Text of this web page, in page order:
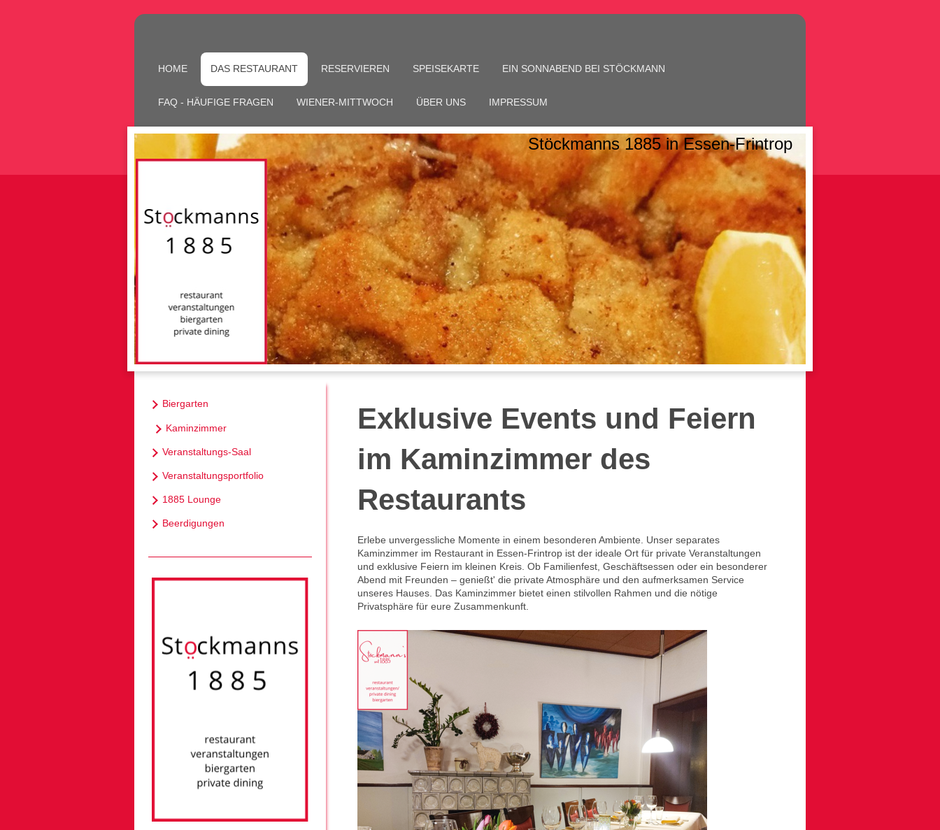
HOME DAS RESTAURANT RESERVIEREN SPEISEKARTE EIN SONNABEND BEI STÖCKMANN
FAQ - HÄUFIGE FRAGEN WIENER-MITTWOCH ÜBER UNS IMPRESSUM
Stöckmanns 1885 in Essen-Frintrop
Exklusive Events und Feiern
im Kaminzimmer des
Restaurants
Erlebe unvergessliche Momente in einem besonderen Ambiente. Unser separates
Kaminzimmer im Restaurant in Essen-Frintrop ist der ideale Ort für private Veranstaltungen
und exklusive Feiern im kleinen Kreis. Ob Familienfest, Geschäftsessen oder ein besonderer
Abend mit Freunden – genießt' die private Atmosphäre und den aufmerksamen Service
unseres Hauses. Das Kaminzimmer bietet einen stilvollen Rahmen und die nötige
Privatsphäre für eure Zusammenkunft.
Biergarten
Kaminzimmer
Veranstaltungs-Saal
Veranstaltungsportfolio
1885 Lounge
Beerdigungen